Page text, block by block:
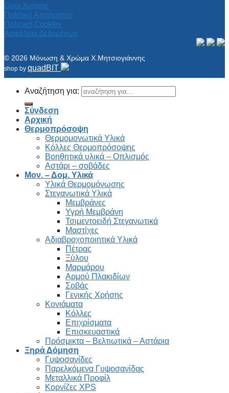
Όροι Χρήσης
Πολιτική Απορρήτου
Πολιτική Cookies
Ασφάλεια Δεδομένων
© 2026 Μόνωση & Χρώμα Χ.Μητσιογιάννης
shop by quadBIT
Αναζήτηση για:
Σύνδεση
Αρχική
Θερμοπρόσοψη
Θερμομονωτικά Υλικά
Κόλλες Θερμοπρόσοψης
Βοηθητικά υλικά – Οπλισμός
Αστάρι – σοβάδες
Μον. – Δομ. Υλικά
Υλικά Θερμομόνωσης
Στεγανωτικά Υλικά
Μεμβράνες
Υγρή Μεμβράνη
Τσιμεντοειδή Στεγανωτικά
Μαστίχες
Αδιαβροχοποιητικά Υλικά
Πέτρας
Ξύλου
Μαρμάρου
Αρμού Πλακιδίων
Σοβάς
Γενικής Χρήσης
Κονιάματα
Κόλλες
Επιχρίσματα
Επισκευαστικά
Πρόσμικτα – Βελτιωτικά – Αστάρια
Ξηρά Δόμηση
Γυψοσανίδες
Παρελκόμενα Γυψοσανίδας
Μεταλλικά Προφίλ
Κορνίζες XPS